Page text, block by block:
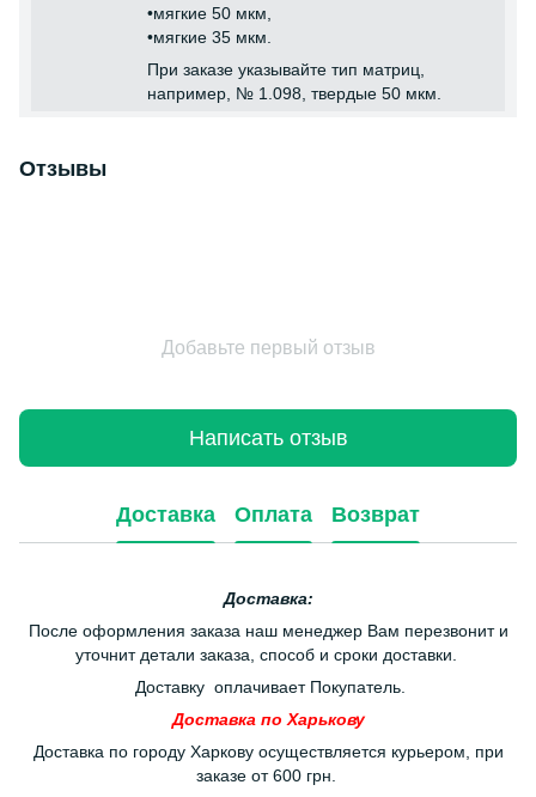
•мягкие 50 мкм,
•мягкие 35 мкм.
При заказе указывайте тип матриц,
например, № 1.098, твердые 50 мкм.
Отзывы
Добавьте первый отзыв
Написать отзыв
Доставка Оплата Возврат
Доставка:
После оформления заказа наш менеджер Вам перезвонит и
уточнит детали заказа, способ и сроки доставки.
Доставку оплачивает Покупатель.
Доставка по Харькову
Доставка по городу Харкову осуществляется курьером, при
заказе от 600 грн.